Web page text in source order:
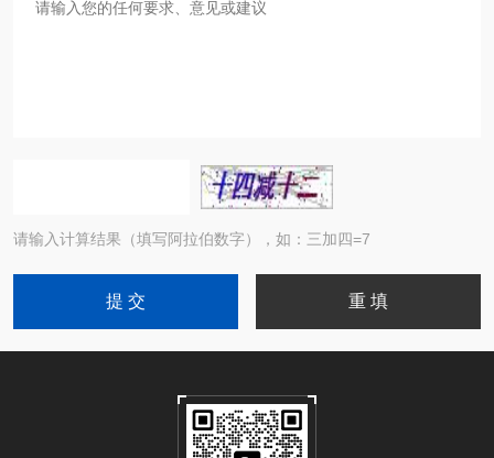
请输入计算结果（填写阿拉伯数字），如：三加四=7